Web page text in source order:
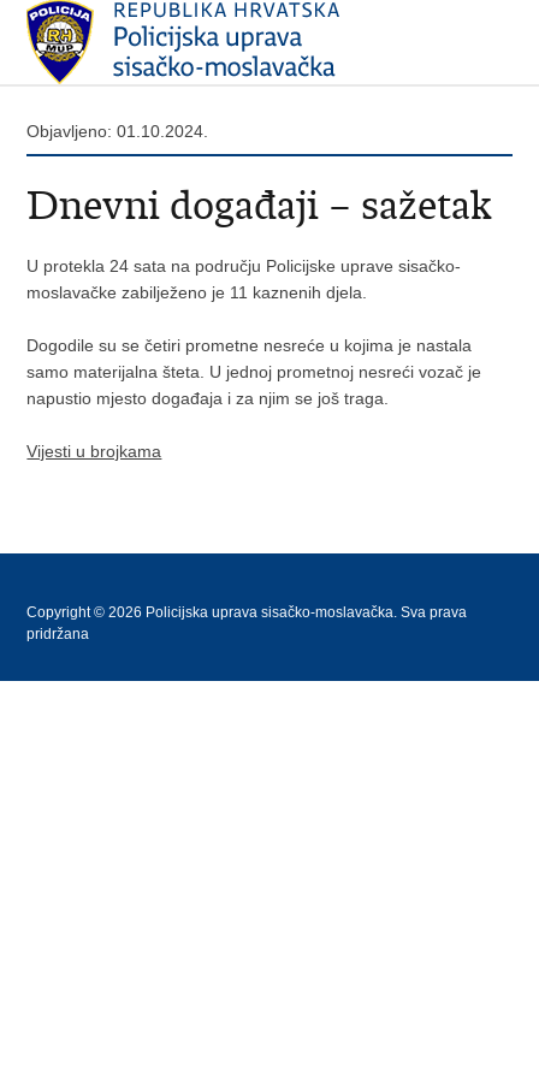
Objavljeno: 01.10.2024.
Dnevni događaji – sažetak
U protekla 24 sata na području Policijske uprave sisačko-
moslavačke zabilježeno je 11 kaznenih djela.
Dogodile su se četiri prometne nesreće u kojima je nastala
samo materijalna šteta. U jednoj prometnoj nesreći vozač je
napustio mjesto događaja i za njim se još traga.
Vijesti u brojkama
Copyright © 2026 Policijska uprava sisačko-moslavačka. Sva prava
pridržana